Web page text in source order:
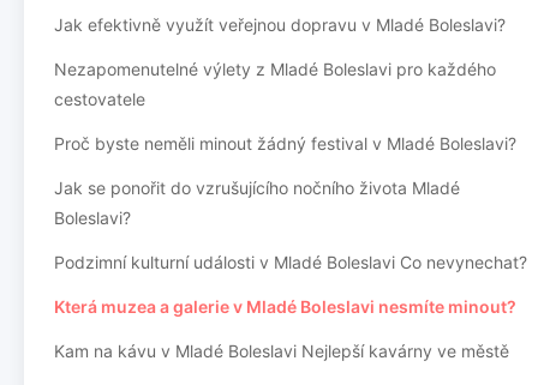
Jak efektivně využít veřejnou dopravu v Mladé Boleslavi?
Nezapomenutelné výlety z Mladé Boleslavi pro každého
cestovatele
Proč byste neměli minout žádný festival v Mladé Boleslavi?
Jak se ponořit do vzrušujícího nočního života Mladé
Boleslavi?
Podzimní kulturní události v Mladé Boleslavi Co nevynechat?
Která muzea a galerie v Mladé Boleslavi nesmíte minout?
Kam na kávu v Mladé Boleslavi Nejlepší kavárny ve městě